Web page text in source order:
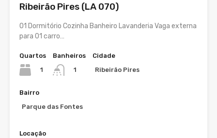
Ribeirão Pires (LA 070)
01 Dormitório Cozinha Banheiro Lavanderia Vaga externa
para 01 carro…
Quartos
1
Banheiros
1
Cidade
Ribeirão Pires
Bairro
Parque das Fontes
Locação